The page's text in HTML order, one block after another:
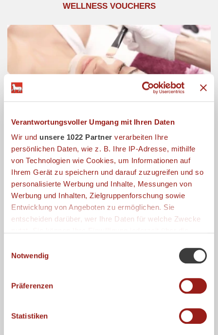
Verantwortungsvoller Umgang mit Ihren Daten
Wir und unsere 1022 Partner verarbeiten Ihre
persönlichen Daten, wie z. B. Ihre IP-Adresse, mithilfe
von Technologien wie Cookies, um Informationen auf
Ihrem Gerät zu speichern und darauf zuzugreifen und so
personalisierte Werbung und Inhalte, Messungen von
Werbung und Inhalten, Zielgruppenforschung sowie
Entwicklung von Angeboten zu ermöglichen. Sie
entscheiden darüber, wer Ihre Daten für welche Zwecke
Trigger Symbol ändern oder widerrufen
Informationen über Ihre geografische Lage
können
Notwendig
Präferenzen
Statistiken
WELLNESS VOUCHERS
MASSAGES, PACKAGES, PEELINGS